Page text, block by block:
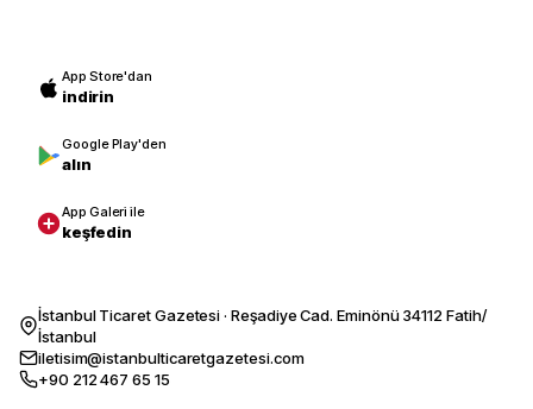
App Store'dan
indirin
Google Play'den
alın
App Galeri ile
keşfedin
İstanbul Ticaret Gazetesi · Reşadiye Cad. Eminönü 34112 Fatih/
İstanbul
iletisim@istanbulticaretgazetesi.com
+90 212 467 65 15